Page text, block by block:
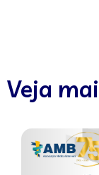
Veja